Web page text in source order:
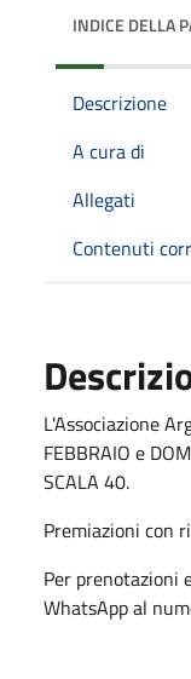
INDICE DELLA
Descrizione
A cura di
Allegati
Contenuti
L'Associazione
FEBBRAIO e
SCALA 40.
Premiazioni con
Per prenotazioni
WhatsApp al